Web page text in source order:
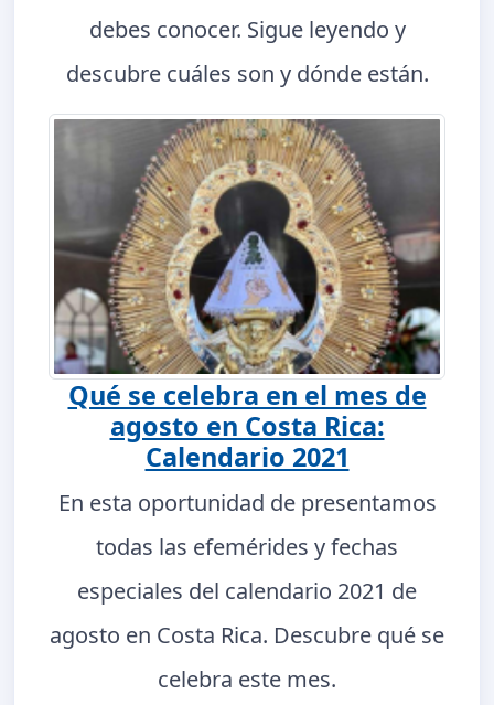
debes conocer. Sigue leyendo y
descubre cuáles son y dónde están.
Qué se celebra en el mes de
agosto en Costa Rica:
Calendario 2021
En esta oportunidad de presentamos
todas las efemérides y fechas
especiales del calendario 2021 de
agosto en Costa Rica. Descubre qué se
celebra este mes.